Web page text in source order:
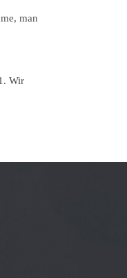
man
Wir